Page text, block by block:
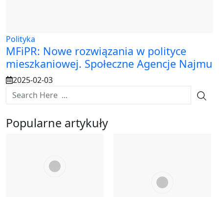
Polityka
MFiPR: Nowe rozwiązania w polityce
mieszkaniowej. Społeczne Agencje Najmu
2025-02-03
Popularne artykuły